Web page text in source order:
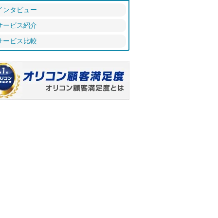
ンタビュー
ービス紹介
ービス比較